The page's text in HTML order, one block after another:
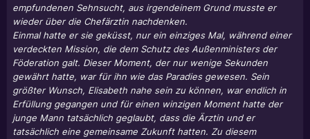
empfundenen Sehnsucht, aus irgendeinem Grund musste er
wieder über die Chefärztin nachdenken.
Einmal hatte er sie geküsst, nur ein einziges Mal, während einer
verdeckten Mission, die dem Schutz des Außenministers der
Föderation galt. Dieser Moment, der nur wenige Sekunden
gewährt hatte, war für ihn wie das Paradies gewesen. Sein
größter Wunsch, Elisabeth nahe sein zu können, war endlich in
Erfüllung gegangen und für einen winzigen Moment hatte der
junge Mann tatsächlich geglaubt, dass die Ärztin und er
tatsächlich eine gemeinsame Zukunft hatten. Zu diesem